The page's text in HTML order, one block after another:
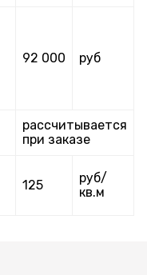
92 000 руб
рассчитывается
при заказе
125
руб/
кв.м